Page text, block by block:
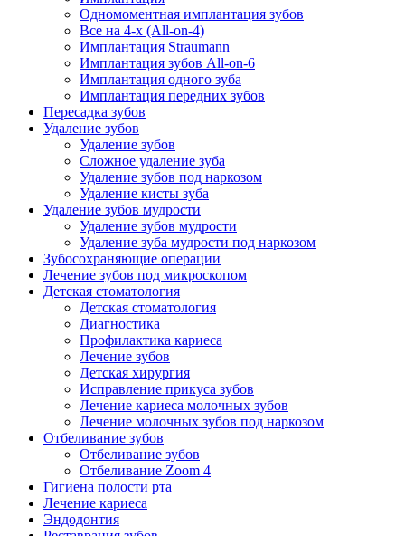
Одномоментная имплантация зубов
Все на 4-х (All-on-4)
Имплантация Straumann
Имплантация зубов All-on-6
Имплантация одного зуба
Имплантация передних зубов
Пересадка зубов
Удаление зубов
Удаление зубов
Сложное удаление зуба
Удаление зубов под наркозом
Удаление кисты зуба
Удаление зубов мудрости
Удаление зубов мудрости
Удаление зуба мудрости под наркозом
Зубосохраняющие операции
Лечение зубов под микроскопом
Детская стоматология
Детская стоматология
Диагностика
Профилактика кариеса
Лечение зубов
Детская хирургия
Исправление прикуса зубов
Лечение кариеса молочных зубов
Лечение молочных зубов под наркозом
Отбеливание зубов
Отбеливание зубов
Отбеливание Zoom 4
Гигиена полости рта
Лечение кариеса
Эндодонтия